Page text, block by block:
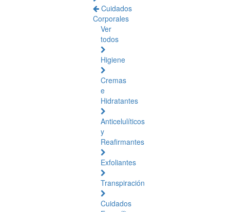
Cuidados
Corporales
Ver
todos
Higiene
Cremas
e
Hidratantes
Anticelulíticos
y
Reafirmantes
Exfoliantes
Transpiración
Cuidados